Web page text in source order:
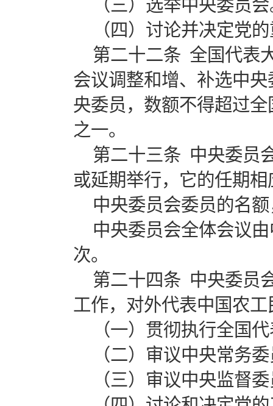
（三）选举中央委员
（四）讨论并决定党
第二十二条 全国代表
会议调整和增、补选中
央委员，数额不得超过
之一。
第二十三条 中央委员
或延期举行，它的任期
中央委员会委员的名
中央委员会全体会议
次。
第二十四条 中央委员
工作，对外代表中国农
（一）贯彻执行全国
（二）审议中央常务
（三）审议中央监督